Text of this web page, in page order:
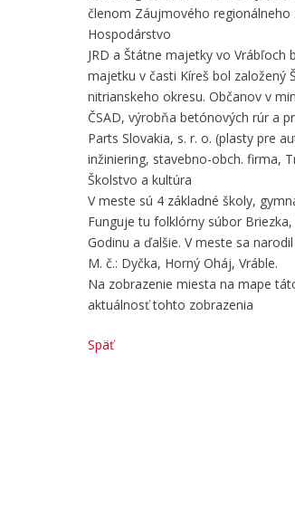
členom Záujmového regionálneho
Hospodárstvo
JRD a Štátne majetky vo Vrábľoch
majetku v časti Kíreš bol založený
nitrianskeho okresu. Občanov v
ČSAD, výrobňa betónových rúr a
Parts Slovakia, s. r. o. (plasty pre
inžiniering, stavebno-obch. firma,
Školstvo a kultúra
V meste sú 4 základné školy,
Funguje tu folklórny súbor
Godinu a ďalšie. V meste sa
M. č.: Dyčka, Horný Oháj, Vráble.
Na zobrazenie miesta na mape
aktuálnosť tohto zobrazenia
Späť